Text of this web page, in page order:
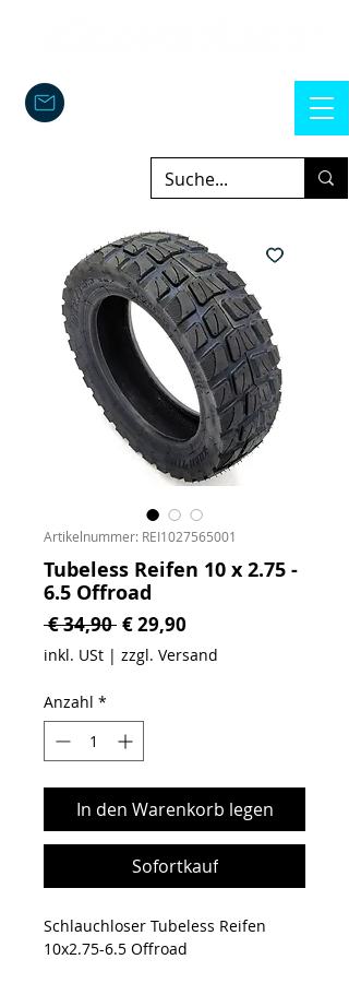
Artikelnummer: REI1027565001
Tubeless Reifen 10 x 2.75 -
6.5 Offroad
€ 34,90 Standardpreis
€ 29,90
inkl. USt | zzgl. Versand
Anzahl *
In den Warenkorb legen
Sofortkauf
Schlauchloser Tubeless Reifen
10x2.75-6.5 Offroad